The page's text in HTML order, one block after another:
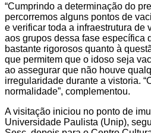
“Cumprindo a determinação do
percorremos alguns pontos de
e verificar toda a infraestrutura de
aos grupos dessa fase específica
bastante rigorosos quanto à
que permitem que o idoso seja
ao assegurar que não houve
irregularidade durante a vistoria.
normalidade”, complementou.
A visitação iniciou no ponto de
Universidade Paulista (Unip),